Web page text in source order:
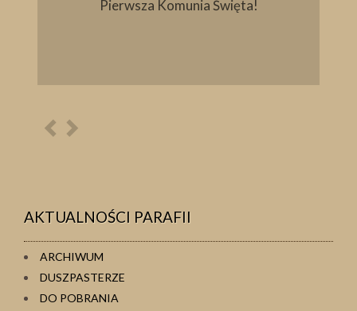
Poprzednia
Pierwsza Komunia Święta!
AKTUALNOŚCI PARAFII
ARCHIWUM
DUSZPASTERZE
DO POBRANIA